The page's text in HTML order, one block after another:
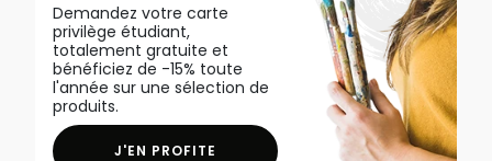
Demandez votre carte
privilège étudiant,
totalement gratuite et
bénéficiez de -15% toute
l'année sur une sélection de
produits.
J'EN PROFITE